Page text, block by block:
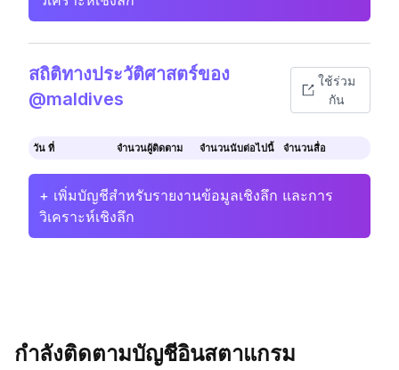
สถิติทางประวัติศาสตร์ของ
@maldives
ใช้ร่วม
กัน
วัน ที่ จำนวนผู้ติดตาม จำนวนนับต่อไปนี้ จำนวนสื่อ
+ เพิ่มบัญชีสำหรับรายงานข้อมูลเชิงลึก และการ
วิเคราะห์เชิงลึก
กำลังติดตามบัญชีอินสตาแกรม